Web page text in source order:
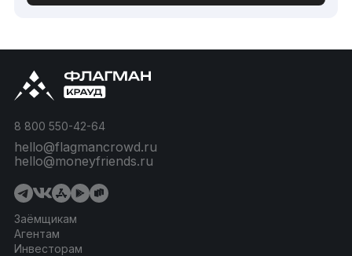
Заёмщикам
Агентам
Инвесторам
8 800 550-42-64
hello@flagmancrowd.ru
hello@moneyfriends.ru